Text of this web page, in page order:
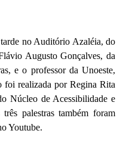
no Auditório Azaléia, do
Augusto Gonçalves, da
e o professor da Unoeste,
foi realizada por Regina Rita
Núcleo de Acessibilidade e
palestras também foram
Youtube.